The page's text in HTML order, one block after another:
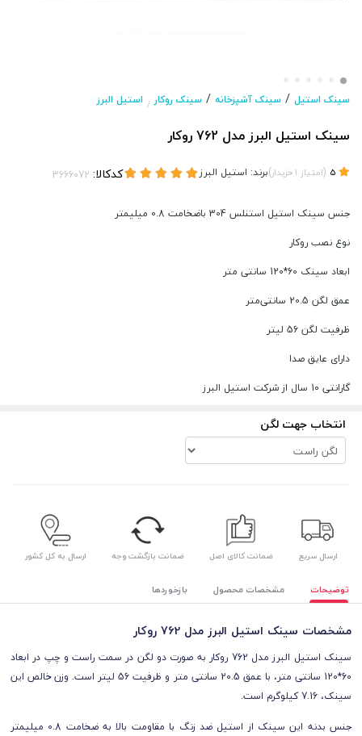
سینک استیل / سینک آشپزخانه / سینک روکار / استیل البرز
سینک استیل البرز مدل 762 روکار
(امتیاز 1خریدار)برند: استیل البرز کدکالا:
جنس سینک استیل استنلس 304 باضخامت 0.8 میلیمتر
نوع نصب روکار
ابعاد سینک 60*120 سانتی متر
عمق لگن 20.5 سانتی‌متر
ظرفیت لگن 56 لیتر
دارای عایق صدا
گارانتی 10 سال از شرکت استیل البرز
انتخاب جهت لگن
ارسال سریع ضمانت کالای اصل ضمانت بازگشت وجه ارسال به کل کشور
توضیحات مشخصات محصول بازخوردها
مشخصات سینک استیل البرز مدل 762 روکار
سینک استیل البرز مدل 762 روکار به صورت دو لگن در سمت راست و چپ در ابعاد
60*120 سانتی متر،
با عمق 20.5 سانتی‌ متر و ظرفیت 56 لیتر
است. وزن خالص این
سینک، 7.16 کیلوگرم است.
جنس بدنه این سینک از استیل ضد زنگ با مقاومت بالا به ضخامت 0.8 میلیمتر